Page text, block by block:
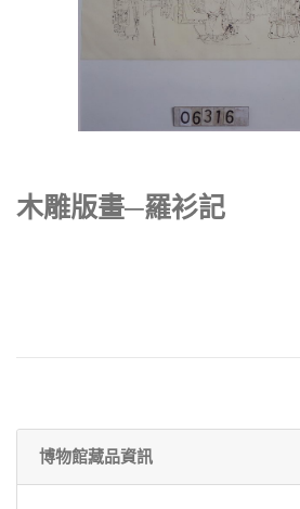
木雕版畫─羅衫記
博物館藏品資訊